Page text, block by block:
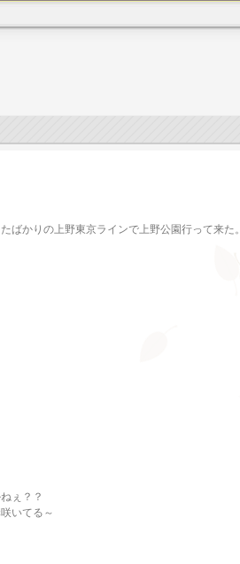
ばかりの上野東京ラインで上野公園行って来た。
ぇ？？
いてる～